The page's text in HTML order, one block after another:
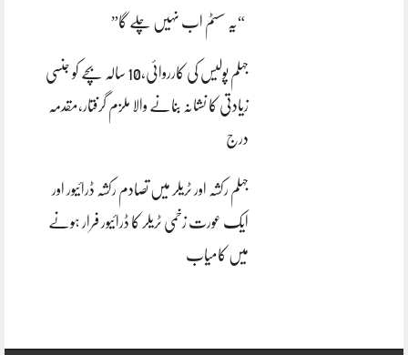
“یہ سسٹم اب نہیں چلے گا”
جہلم پولیس کی کارروائی،10 سالہ بچے کو جنسی
زیادتی کا نشانہ بنانے والا ملزم گرفتار،مقدمہ
درج
جہلم رکشہ اور ٹریلر میں تصادم رکشہ ڈرائیور اور
ایک عورت زخمی ٹریلر کا ڈرائیور فرار ہونے
میں کامیاب